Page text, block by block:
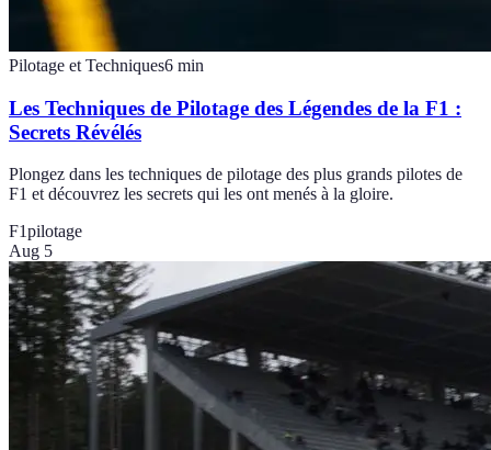
Pilotage et Techniques6 min
Les Techniques de Pilotage des Légendes de la F1 :
Secrets Révélés
Plongez dans les techniques de pilotage des plus grands pilotes de
F1 et découvrez les secrets qui les ont menés à la gloire.
F1pilotage
Aug 5